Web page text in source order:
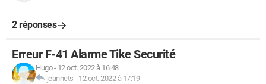
2 réponses
Erreur F-41 Alarme Tike Securité
Hugo- 12 oct. 2022 à 16:48
jeannets - 12 oct. 2022 à 17:19